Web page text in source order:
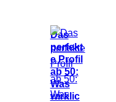
Das
perfekt
e Profil
ab 50:
Was
wirklic